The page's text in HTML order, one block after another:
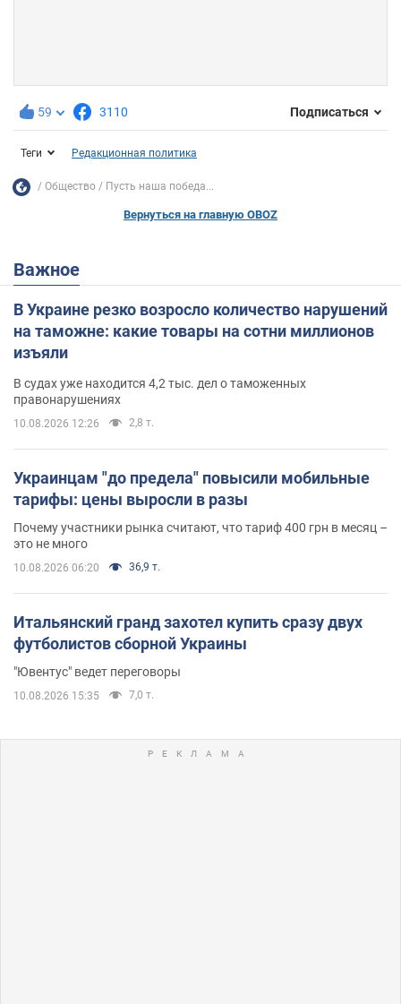
59 3110 Подписаться
Теги Редакционная политика
Общество Пусть наша победа...
Вернуться на главную OBOZ
Важное
В Украине резко возросло количество нарушений
на таможне: какие товары на сотни миллионов
изъяли
В судах уже находится 4,2 тыс. дел о таможенных
правонарушениях
10.08.2026 12:26 2,8 т.
Украинцам "до предела" повысили мобильные
тарифы: цены выросли в разы
Почему участники рынка считают, что тариф 400 грн в месяц –
это не много
10.08.2026 06:20 36,9 т.
Итальянский гранд захотел купить сразу двух
футболистов сборной Украины
"Ювентус" ведет переговоры
10.08.2026 15:35 7,0 т.